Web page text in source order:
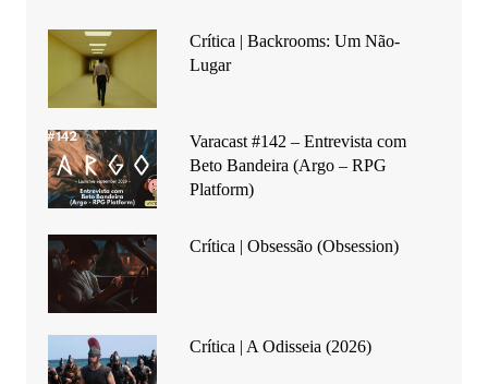
Crítica | Backrooms: Um Não-
Lugar
Varacast #142 – Entrevista com
Beto Bandeira (Argo – RPG
Platform)
Crítica | Obsessão (Obsession)
Crítica | A Odisseia (2026)